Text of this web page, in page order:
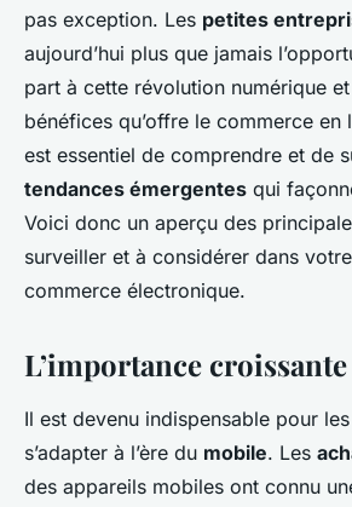
pas exception. Les petites
aujourd’hui plus que jamais
part à cette révolution numérique
bénéfices qu’offre le commerce en
est essentiel de comprendre et de
tendances émergentes qui
Voici donc un aperçu des
surveiller et à considérer dans
commerce électronique.
L’importance
Il est devenu indispensable pour
s’adapter à l’ère du mobile. Les
des appareils mobiles ont connu